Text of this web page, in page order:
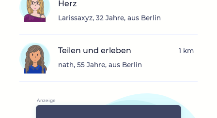
Herz
Larissaxyz, 32 Jahre, aus Berlin
Teilen und erleben
nath, 55 Jahre, aus Berlin
1 km